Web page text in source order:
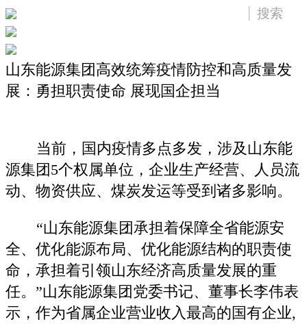
山东能源集团高效统筹疫情防控和高质量发
展：勇担职责使命 展现国企担当
当前，国内疫情多点多发，涉及山东能
源集团5个权属单位，企业生产经营、人员流
动、物资供应、煤炭发运等受到诸多影响。
“山东能源集团承担着保障全省能源安
全、优化能源布局、优化能源结构的职责使
命，承担着引领山东经济高质量发展的重
任。”山东能源集团党委书记、董事长李伟表
示，作为省属企业营业收入最高的国有企业,